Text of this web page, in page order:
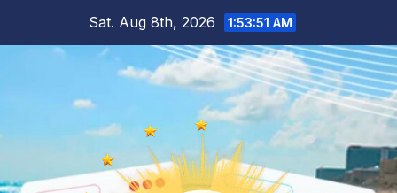
Sat. Aug 8th, 2026 1:53:52 AM